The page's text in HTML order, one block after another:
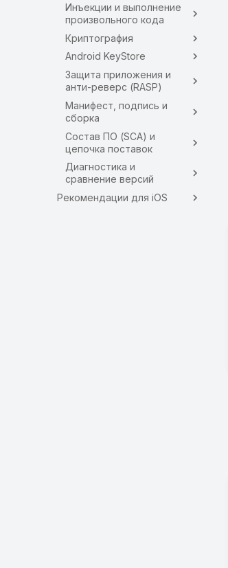
Инъекции и выполнение
произвольного кода
Криптография
Android KeyStore
Защита приложения и
анти-реверс (RASP)
Манифест, подпись и
сборка
Состав ПО (SCA) и
цепочка поставок
Диагностика и
сравнение версий
Рекомендации для iOS